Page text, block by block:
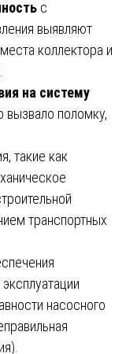
с
выявляют
коллектора и
на систему
вызвало поломку,
такие как
транспортных
насосного